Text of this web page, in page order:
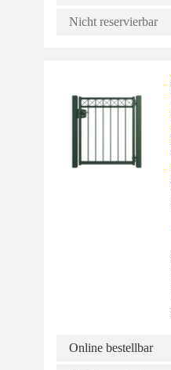
Nicht reservierbar
Online bestellbar